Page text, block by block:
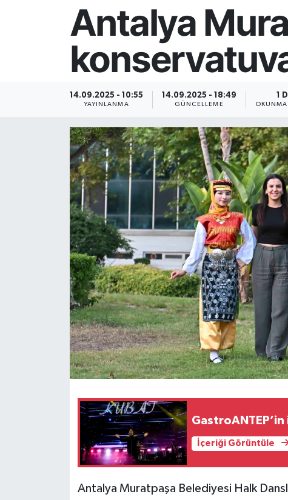
Antalya
14.09.2025 - 10:55
YAYINLANMA
14.09.2025 - 18:49
GÜNCELLEME
1
OKUNMA
İçeriği Görüntüle
Antalya Muratpaşa Belediyesi Halk
Resmi İlan